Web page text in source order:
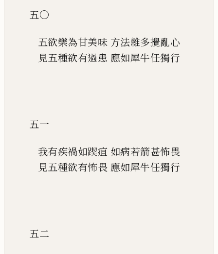
五〇
五欲樂為甘美味 方法雜多攪亂心
見五種欲有過患 應如犀牛任獨行
五一
我有疾禍如𨂰疽 如病若箭甚怖畏
見五種欲有怖畏 應如犀牛任獨行
五二